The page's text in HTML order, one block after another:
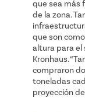
que sea más
de la zona.
que son
altura para el
Kronhaus.
compraron
toneladas
proyección